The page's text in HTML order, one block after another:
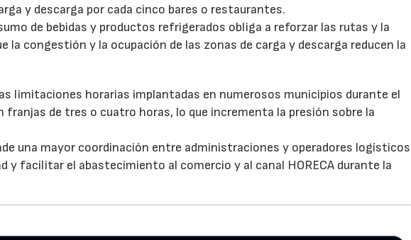
y descarga por cada cinco bares o restaurantes.
de bebidas y productos refrigerados obliga a reforzar las rutas y la
la congestión y la ocupación de las zonas de carga y descarga reducen la
limitaciones horarias implantadas en numerosos municipios durante el
de tres o cuatro horas, lo que incrementa la presión sobre la
una mayor coordinación entre administraciones y operadores logísticos
y facilitar el abastecimiento al comercio y al canal HORECA durante la